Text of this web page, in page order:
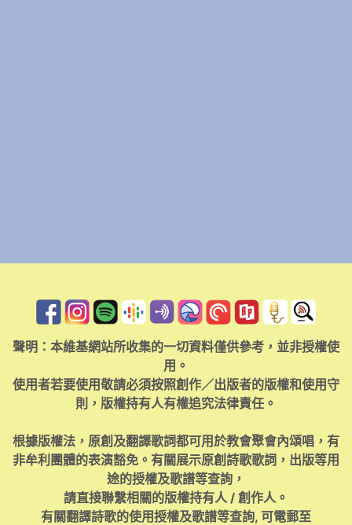
聲明：本維基網站所收集的一切資料僅供參考，並非授權使
用。
使用者若要使用敬請必須按照創作／出版者的版權和使用守
則，版權持有人有權追究法律責任。
根據版權法，原創及翻譯歌詞都可用於教會聚會內頌唱，有
非牟利團體的表演豁免。有關展示原創詩歌歌詞，出版等用
途的授權及歌譜等查詢，
請直接聯繫相關的版權持有人 / 創作人。
有關翻譯詩歌的使用授權及歌譜等查詢, 可電郵至